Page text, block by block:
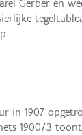
Gerber en
in 1907
1900/3